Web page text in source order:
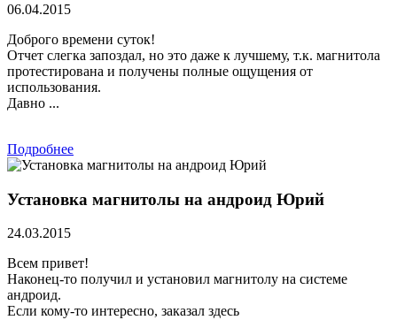
06.04.2015
Доброго времени суток!
Отчет слегка запоздал, но это даже к лучшему, т.к. магнитола
протестирована и получены полные ощущения от
использования.
Давно ...
Подробнее
Установка магнитолы на андроид Юрий
24.03.2015
Всем привет!
Наконец-то получил и установил магнитолу на системе
андроид.
Если кому-то интересно, заказал здесь